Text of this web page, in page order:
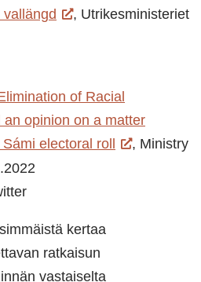
, Utrikesministeriet
of Racial
opinion on a matter
electoral roll
, Ministry
kertaa
ratkaisun
vastaiselta